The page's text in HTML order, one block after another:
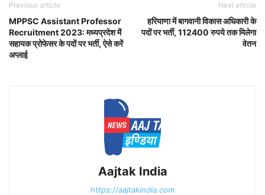
Previous article
MPPSC Assistant Professor
Recruitment 2023: मध्यप्रदेश में
सहायक प्रोफेसर के पदों पर भर्ती, ऐसे करें
अप्लाई
Next article
हरियाणा में बागवानी विकास अधिकारी के
पदों पर भर्ती, 112400 रुपये तक मिलेगा
वेतन
Aajtak India
https://aajtakindia.com